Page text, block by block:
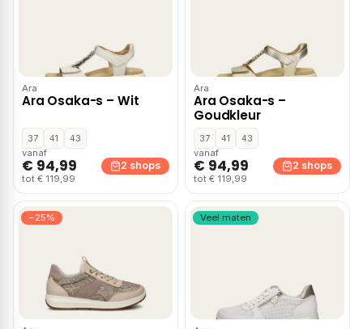
Ara
Ara Osaka-s – Wit
37 41
43
vanaf
€ 94,99
tot € 119,99
2 shops
Ara
Ara Osaka-s –
Goudkleur
37 41
43
vanaf
€ 94,99
tot € 119,99
2 shops
−25% Veel maten